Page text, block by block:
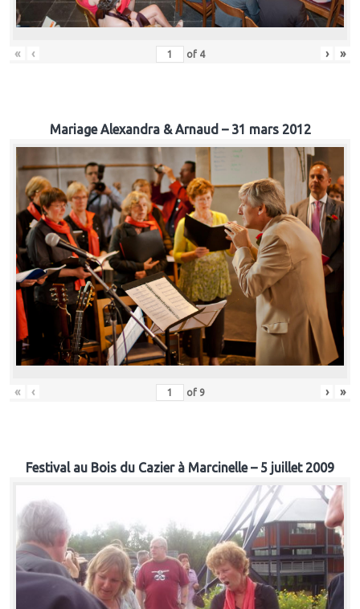
« ‹ of 4 › »
Mariage Alexandra & Arnaud – 31 mars 2012
« ‹ of 9 › »
Festival au Bois du Cazier à Marcinelle – 5 juillet 2009